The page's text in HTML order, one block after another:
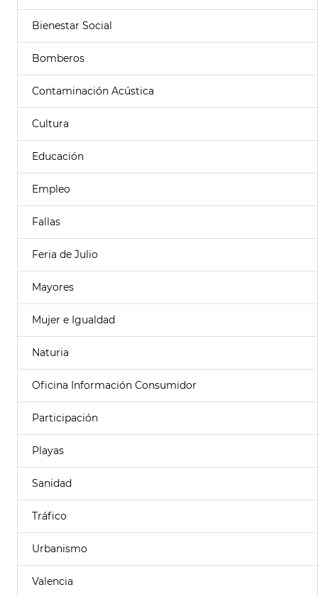
Bienestar Social
Bomberos
Contaminación Acústica
Cultura
Educación
Empleo
Fallas
Feria de Julio
Mayores
Mujer e Igualdad
Naturia
Oficina Información Consumidor
Participación
Playas
Sanidad
Tráfico
Urbanismo
Valencia